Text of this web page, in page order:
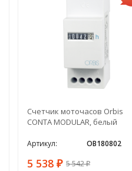
Счетчик моточасов Orbis
CONTA MODULAR, белый
Артикул: OB180802
5 538 ₽ 5 542₽